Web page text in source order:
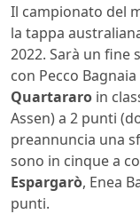
Il campionato del
la tappa
2022. Sarà un fine
con Pecco
Quartararo in
Assen) a 2 punti
preannuncia una
sono in cinque a
Espargarò, Enea
punti.